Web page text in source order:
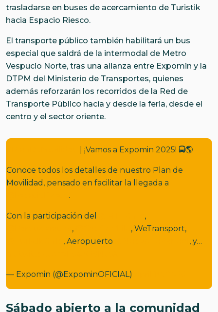
trasladarse en buses de acercamiento de Turistik
hacia Espacio Riesco.
El transporte público también habilitará un bus
especial que saldrá de la intermodal de Metro
Vespucio Norte, tras una alianza entre Expomin y la
DTPM del Ministerio de Transportes, quienes
además reforzarán los recorridos de la Red de
Transporte Público hacia y desde la feria, desde el
centro y el sector oriente.
| ¡Vamos a Expomin 2025! 🚍🌎
Conoce todos los detalles de nuestro Plan de
Movilidad, pensado en facilitar la llegada a
.
Con la participación del
,
,
, WeTransport,
, Aeropuerto
, y…
— Expomin (@ExpominOFICIAL)
Sábado abierto a la comunidad